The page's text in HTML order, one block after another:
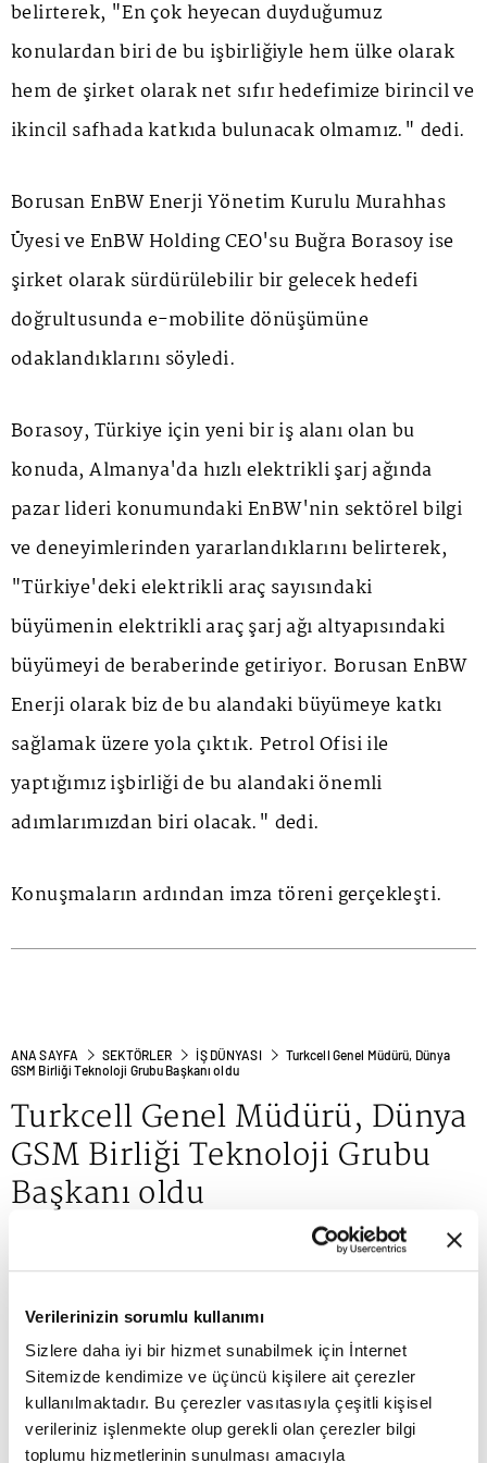
Verilerinizin sorumlu kullanımı
Sizlere daha iyi bir hizmet sunabilmek için İnternet
Sitemizde kendimize ve üçüncü kişilere ait çerezler
kullanılmaktadır. Bu çerezler vasıtasıyla çeşitli kişisel
verileriniz işlenmekte olup gerekli olan çerezler bilgi
toplumu hizmetlerinin sunulması amacıyla
belirterek, "En çok heyecan duyduğumuz
konulardan biri de bu işbirliğiyle hem ülke olarak
hem de şirket olarak net sıfır hedefimize birincil ve
ikincil safhada katkıda bulunacak olmamız." dedi.
Borusan EnBW Enerji Yönetim Kurulu Murahhas
Üyesi ve EnBW Holding CEO'su Buğra Borasoy ise
şirket olarak sürdürülebilir bir gelecek hedefi
doğrultusunda e-mobilite dönüşümüne
odaklandıklarını söyledi.
Borasoy, Türkiye için yeni bir iş alanı olan bu
konuda, Almanya'da hızlı elektrikli şarj ağında
pazar lideri konumundaki EnBW'nin sektörel bilgi
ve deneyimlerinden yararlandıklarını belirterek,
"Türkiye'deki elektrikli araç sayısındaki
büyümenin elektrikli araç şarj ağı altyapısındaki
büyümeyi de beraberinde getiriyor. Borusan EnBW
Enerji olarak biz de bu alandaki büyümeye katkı
sağlamak üzere yola çıktık. Petrol Ofisi ile
yaptığımız işbirliği de bu alandaki önemli
adımlarımızdan biri olacak." dedi.
Konuşmaların ardından imza töreni gerçekleşti.
ANA SAYFA SEKTÖRLER İŞ DÜNYASI
Turkcell Genel Müdürü, Dünya
GSM Birliği Teknoloji Grubu Başkanı oldu
Turkcell Genel Müdürü, Dünya
GSM Birliği Teknoloji Grubu
Başkanı oldu